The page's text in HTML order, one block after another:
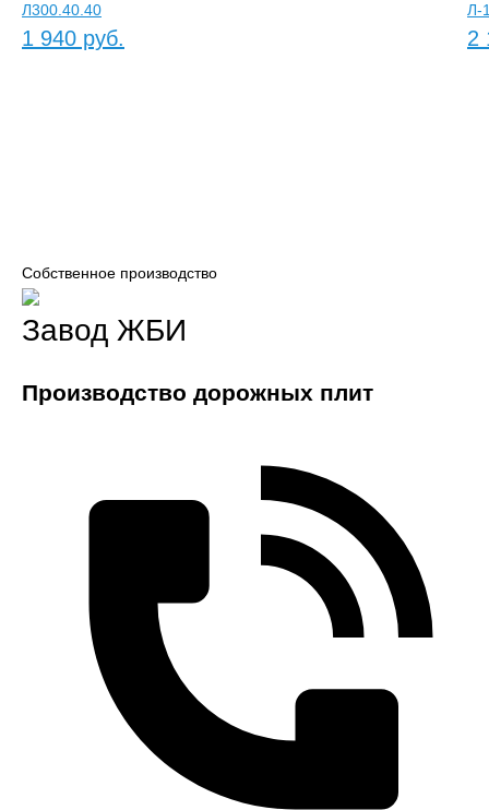
Л300.40.40
1 940 руб.
Л-
2
Собственное производство
Завод ЖБИ
Производство дорожных плит